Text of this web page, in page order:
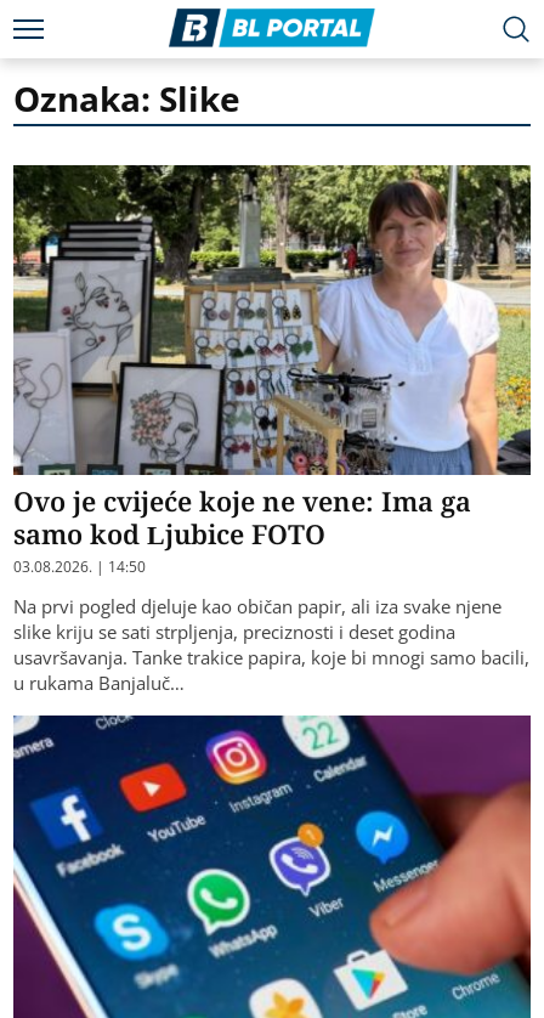
Oznaka: Slike
Ovo je cvijeće koje ne vene: Ima ga
samo kod Ljubice FOTO
03.08.2026. | 14:50
Na prvi pogled djeluje kao običan papir, ali iza svake njene
slike kriju se sati strpljenja, preciznosti i deset godina
usavršavanja. Tanke trakice papira, koje bi mnogi samo bacili,
u rukama Banjaluč…